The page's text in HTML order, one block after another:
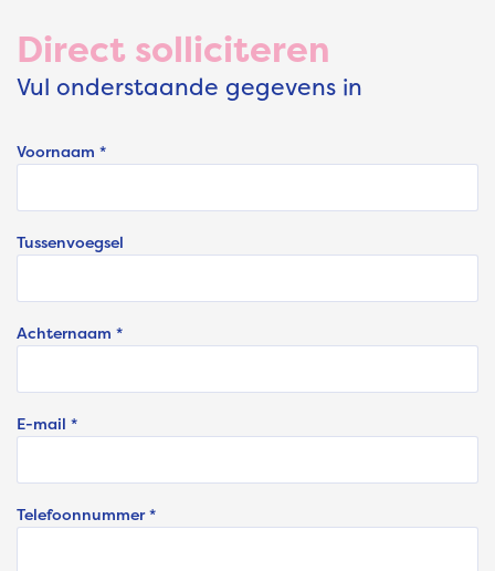
Direct solliciteren
Vul onderstaande gegevens in
Voornaam *
Tussenvoegsel
Achternaam *
E-mail *
Telefoonnummer *